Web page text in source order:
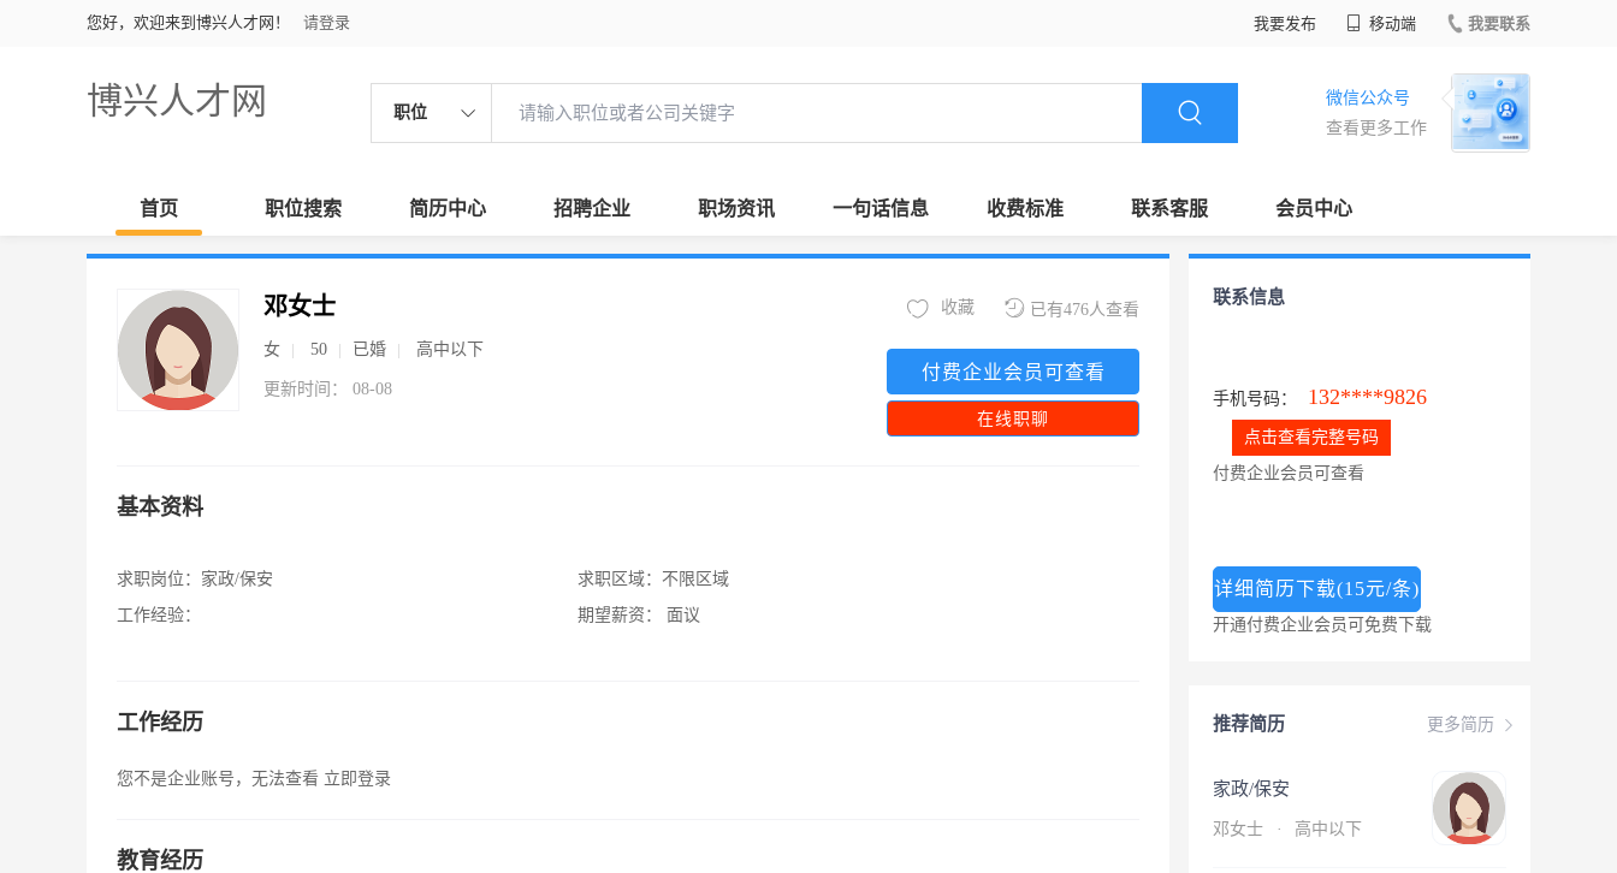
您好，欢迎来到博兴人才网！ 请登录 我要发布 移动端 我要联系
博兴人才网 职位
微信公众号
查看更多工作
首页 职位搜索 简历中心 招聘企业 职场资讯 一句话信息 收费标准 联系客服 会员中心
邓女士
女 50 已婚 高中以下
更新时间： 08-08
已有476人查看
收藏
付费企业会员可查看
在线职聊
基本资料
求职岗位： 家政/保安
工作经验：
求职区域： 不限区域
期望薪资：
面议
工作经历
您不是企业账号，无法查看 立即登录
教育经历
联系信息
手机号码： 132****9826
点击查看完整号码
付费企业会员可查看
详细简历下载(15元/条)
开通付费企业会员可免费下载
更多简历
推荐简历
家政/保安
邓女士 · 高中以下